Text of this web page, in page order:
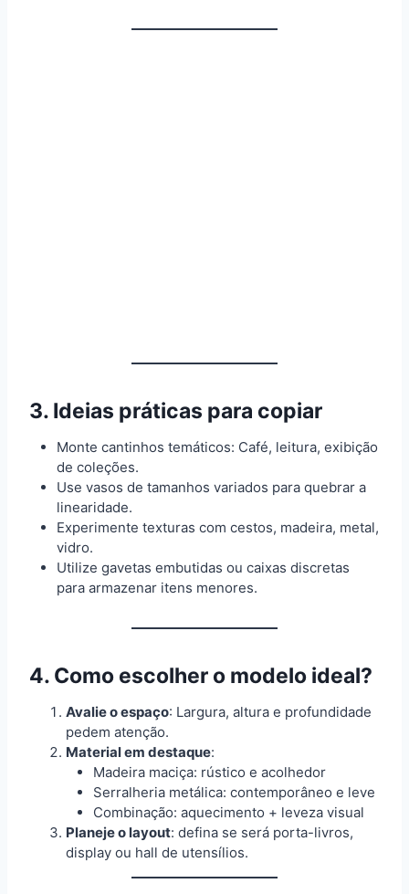
3. Ideias práticas para copiar
Monte cantinhos temáticos: Café, leitura, exibição
de coleções.
Use vasos de tamanhos variados para quebrar a
linearidade.
Experimente texturas com cestos, madeira, metal,
vidro.
Utilize gavetas embutidas ou caixas discretas
para armazenar itens menores.
4. Como escolher o modelo ideal?
Avalie o espaço: Largura, altura e profundidade
pedem atenção.
Material em destaque:
Madeira maciça: rústico e acolhedor
Serralheria metálica: contemporâneo e leve
Combinação: aquecimento + leveza visual
Planeje o layout: defina se será porta-livros,
display ou hall de utensílios.